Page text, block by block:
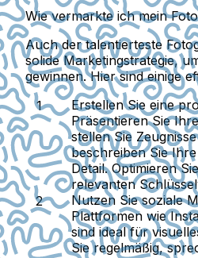
Wie vermarkte ich mein
Auch der talentierteste
solide Marketingstrategie,
gewinnen. Hier sind einige
Erstellen Sie eine
Präsentieren Sie
stellen Sie
beschreiben Sie
Detail. Optimieren
relevanten
Nutzen Sie soziale
Plattformen wie
sind ideal für
Sie regelmäßig,